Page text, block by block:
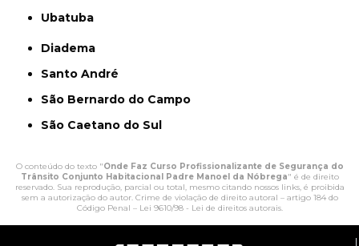
Ubatuba
Diadema
Santo André
São Bernardo do Campo
São Caetano do Sul
O conteúdo do texto "Onde Faz Curso Profissionalizante de Segurança do
Trânsito Conjunto Habitacional Padre Manoel da Nóbrega" é de direito
reservado. Sua reprodução, parcial ou total, mesmo citando nossos links, é proibida
sem a autorização do autor. Crime de violação de direito autoral – artigo 184 do
Código Penal – Lei 9610/98 - Lei de direitos autorais.